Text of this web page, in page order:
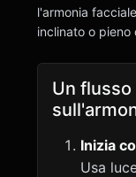
l'armonia
inclinato o pieno
Un
Inizia
Usa